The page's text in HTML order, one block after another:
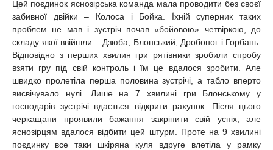
Цей поєдинок яснозірська команда мала проводити без своєї
забивної двійки – Колоса і Бойка. Їхній суперник таких
проблем не мав і зустріч почав «бойовою» четвіркою, до
складу якої ввійшли – Дзюба, Блонський, Дробоног і Горбань.
Відповідно з перших хвилин гри рятівники зробили спробу
взяти гру під свій контроль і їм це вдалося зробити. Але
швидко пролетіла перша половина зустрічі, а табло вперто
висвічувало нулі. Лише на 7 хвилині гри Блонському у
господарів зустрічі вдається відкрити рахунок. Після цього
черкащани проявили бажання закріпити свій успіх, але
яснозірцям вдалося відбити цей штурм. Проте на 9 хвилині
поєдинку все таки шкіряна куля вдруге влетіла у рамку